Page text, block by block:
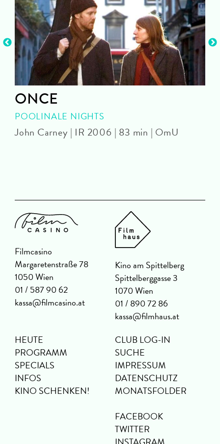
ONCE
POOLINALE NIGHTS
John Carney | IR 2006 | 83 min | OmU
Filmcasino
Margaretenstraße 78
1050 Wien
01 / 587 90 62
kassa@filmcasino.at
Kino am Spittelberg
Spittelberggasse 3
1070 Wien
01 / 890 72 86
kassa@filmhaus.at
HEUTE
PROGRAMM
SPECIALS
INFOS
KINO SCHENKEN!
CLUB LOG-IN
SUCHE
IMPRESSUM
DATENSCHUTZ
MONATSFOLDER
FACEBOOK
TWITTER